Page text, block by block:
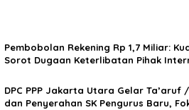
Pembobolan Rekening Rp 1,7 Miliar:
Sorot Dugaan Keterlibatan Pihak
DPC PPP Jakarta Utara Gelar Ta’aruf
dan Penyerahan SK Pengurus Baru,